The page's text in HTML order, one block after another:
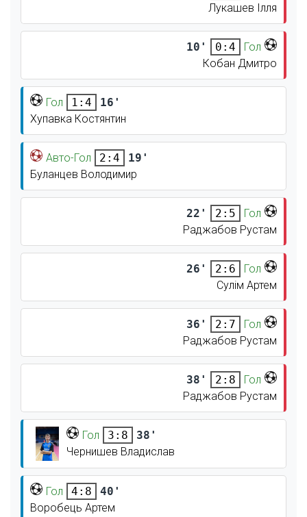
Лукашев Ілля
10' 0:4
Гол
Кобан Дмитро
Гол 1:4
16'
Хупавка Костянтин
Авто-Гол 2:4
19'
Буланцев Володимир
22' 2:5
Гол
Раджабов Рустам
26' 2:6
Гол
Сулім Артем
36' 2:7
Гол
Раджабов Рустам
38' 2:8
Гол
Раджабов Рустам
Гол 3:8
38'
Чернишев Владислав
Гол 4:8
40'
Воробець Артем